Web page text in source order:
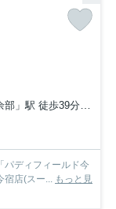
部」駅 徒歩39分
パディフィールド今
宿店(スー... もっと見